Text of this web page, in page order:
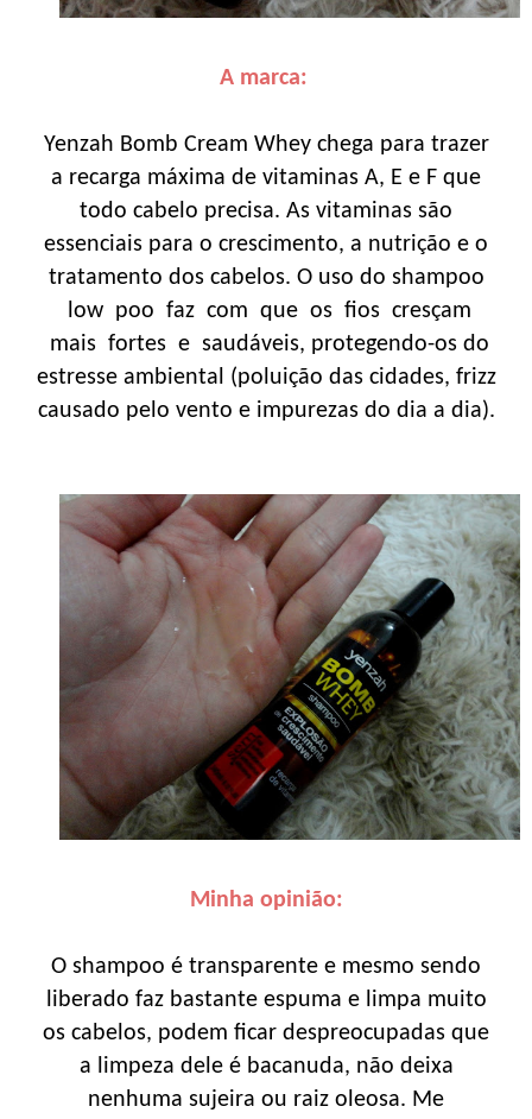
A marca:
Yenzah Bomb Cream Whey chega para trazer
a recarga máxima de vitaminas A, E e F que
todo cabelo precisa. As vitaminas são
essenciais para o crescimento, a nutrição e o
tratamento dos cabelos. O uso do shampoo
low poo faz com que os fios cresçam
mais fortes e saudáveis, protegendo-os do
estresse ambiental (poluição das cidades, frizz
causado pelo vento e impurezas do dia a dia).
Minha opinião:
O shampoo é transparente e mesmo sendo
liberado faz bastante espuma e limpa muito
os cabelos, podem ficar despreocupadas que
a limpeza dele é bacanuda, não deixa
nenhuma sujeira ou raiz oleosa. Me